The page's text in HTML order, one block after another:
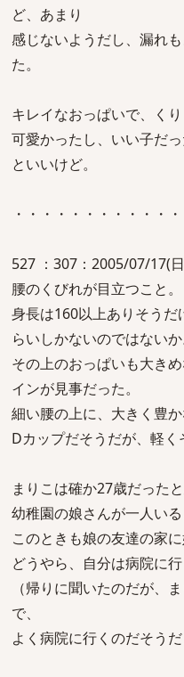
ど、あまり
感じないようだし、漏れ
た。
キレイなおっぱいで、く
可愛かったし、いい子だ
といいけど。
・・・・・・・・・・・
527 ：307：2005/07/17(
腰のくびれが目立つこと。
身長は160以上ありそうだ
らいしかないのではないか
その上のおっぱいも大き
インが見事だった。
細い腰の上に、大きく豊
Dカップだそうだが、軽く
まりこは確か27歳だったと
幼稚園の娘さんが一人いる
このときも娘の友達の家
どうやら、自分は病院に
（帰りに聞いたのだが、
で、
よく病院に行くのだそうだ